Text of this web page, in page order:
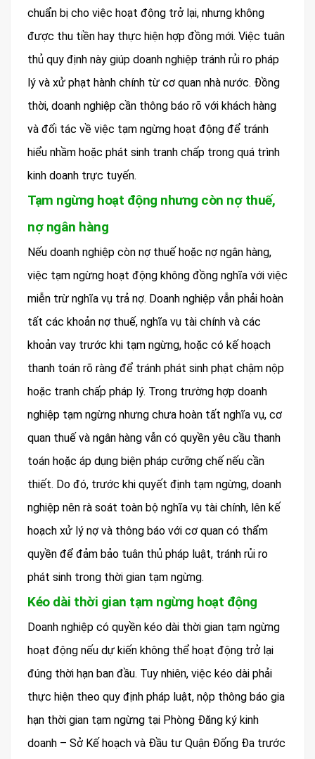
chuẩn bị cho việc hoạt động trở lại, nhưng không
được thu tiền hay thực hiện hợp đồng mới. Việc tuân
thủ quy định này giúp doanh nghiệp tránh rủi ro pháp
lý và xử phạt hành chính từ cơ quan nhà nước. Đồng
thời, doanh nghiệp cần thông báo rõ với khách hàng
và đối tác về việc tạm ngừng hoạt động để tránh
hiểu nhầm hoặc phát sinh tranh chấp trong quá trình
kinh doanh trực tuyến.
Tạm ngừng hoạt động nhưng còn nợ thuế,
nợ ngân hàng
Nếu doanh nghiệp còn nợ thuế hoặc nợ ngân hàng,
việc tạm ngừng hoạt động không đồng nghĩa với việc
miễn trừ nghĩa vụ trả nợ. Doanh nghiệp vẫn phải hoàn
tất các khoản nợ thuế, nghĩa vụ tài chính và các
khoản vay trước khi tạm ngừng, hoặc có kế hoạch
thanh toán rõ ràng để tránh phát sinh phạt chậm nộp
hoặc tranh chấp pháp lý. Trong trường hợp doanh
nghiệp tạm ngừng nhưng chưa hoàn tất nghĩa vụ, cơ
quan thuế và ngân hàng vẫn có quyền yêu cầu thanh
toán hoặc áp dụng biện pháp cưỡng chế nếu cần
thiết. Do đó, trước khi quyết định tạm ngừng, doanh
nghiệp nên rà soát toàn bộ nghĩa vụ tài chính, lên kế
hoạch xử lý nợ và thông báo với cơ quan có thẩm
quyền để đảm bảo tuân thủ pháp luật, tránh rủi ro
phát sinh trong thời gian tạm ngừng.
Kéo dài thời gian tạm ngừng hoạt động
Doanh nghiệp có quyền kéo dài thời gian tạm ngừng
hoạt động nếu dự kiến không thể hoạt động trở lại
đúng thời hạn ban đầu. Tuy nhiên, việc kéo dài phải
thực hiện theo quy định pháp luật, nộp thông báo gia
hạn thời gian tạm ngừng tại Phòng Đăng ký kinh
doanh – Sở Kế hoạch và Đầu tư Quận Đống Đa trước